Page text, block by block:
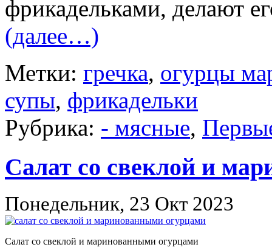
фрикадельками, делают
(далее…)
Метки: гречка, огурцы
супы, фрикадельки
Рубрика: - мясные,
Салат со свеклой и
Понедельник, 23 Окт 2023
Салат со свеклой и маринованными огурцами